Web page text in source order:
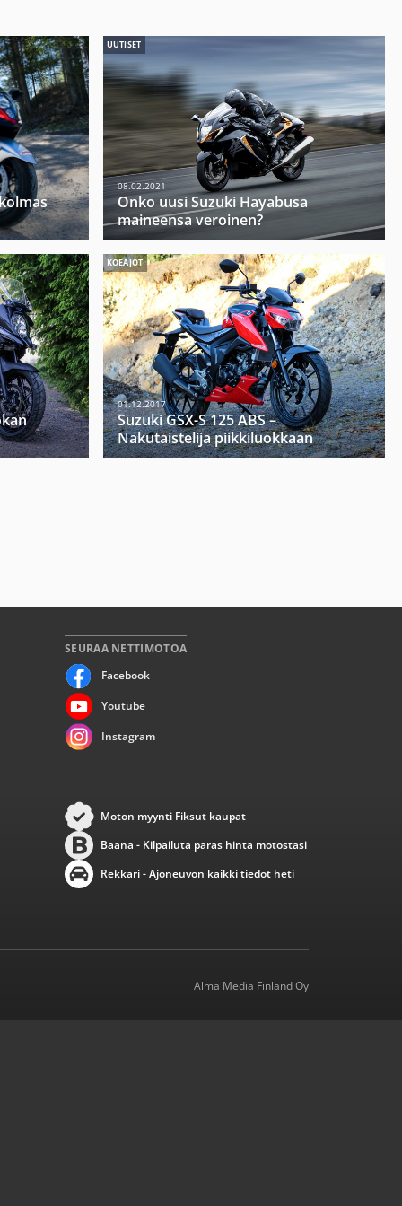
UUTISET
08.02.2021
Onko uusi Suzuki Hayabusa
maineensa veroinen?
KOEAJOT
01.12.2017
Suzuki GSX-S 125 ABS –
Nakutaistelija piikkiluokkaan
SEURAA NETTIMOTOA
Facebook
Youtube
Instagram
Moton myynti Fiksut kaupat
Baana - Kilpailuta paras hinta motostasi
Rekkari - Ajoneuvon kaikki tiedot heti
Alma Media Finland Oy